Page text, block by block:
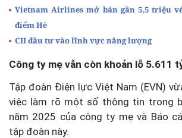
Vietnam Airlines mở bán gần 5,5 triệu
điểm Hè
CII đầu tư vào lĩnh vực năng lượng
Công ty mẹ vẫn còn khoản lỗ 5.611
Tập đoàn Điện lực Việt Nam (EVN)
việc làm rõ một số thông tin trong
năm 2025 của công ty mẹ và Báo
tập đoàn này.